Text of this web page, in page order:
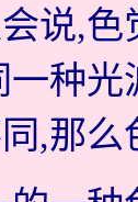
说,
一种
,那么